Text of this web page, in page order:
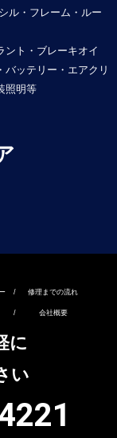
ル・フレーム・ルー
ント・ブレーキオイ
バッテリー・エアクリ
照明等
/ 修理までの流れ
/ 会社概要
に
い